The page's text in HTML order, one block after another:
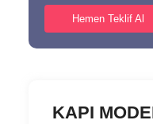
Hemen Teklif Al
KAPI